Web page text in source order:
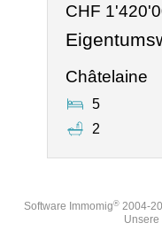
CHF
Châtelaine
5
2
Software Immomig®2004-